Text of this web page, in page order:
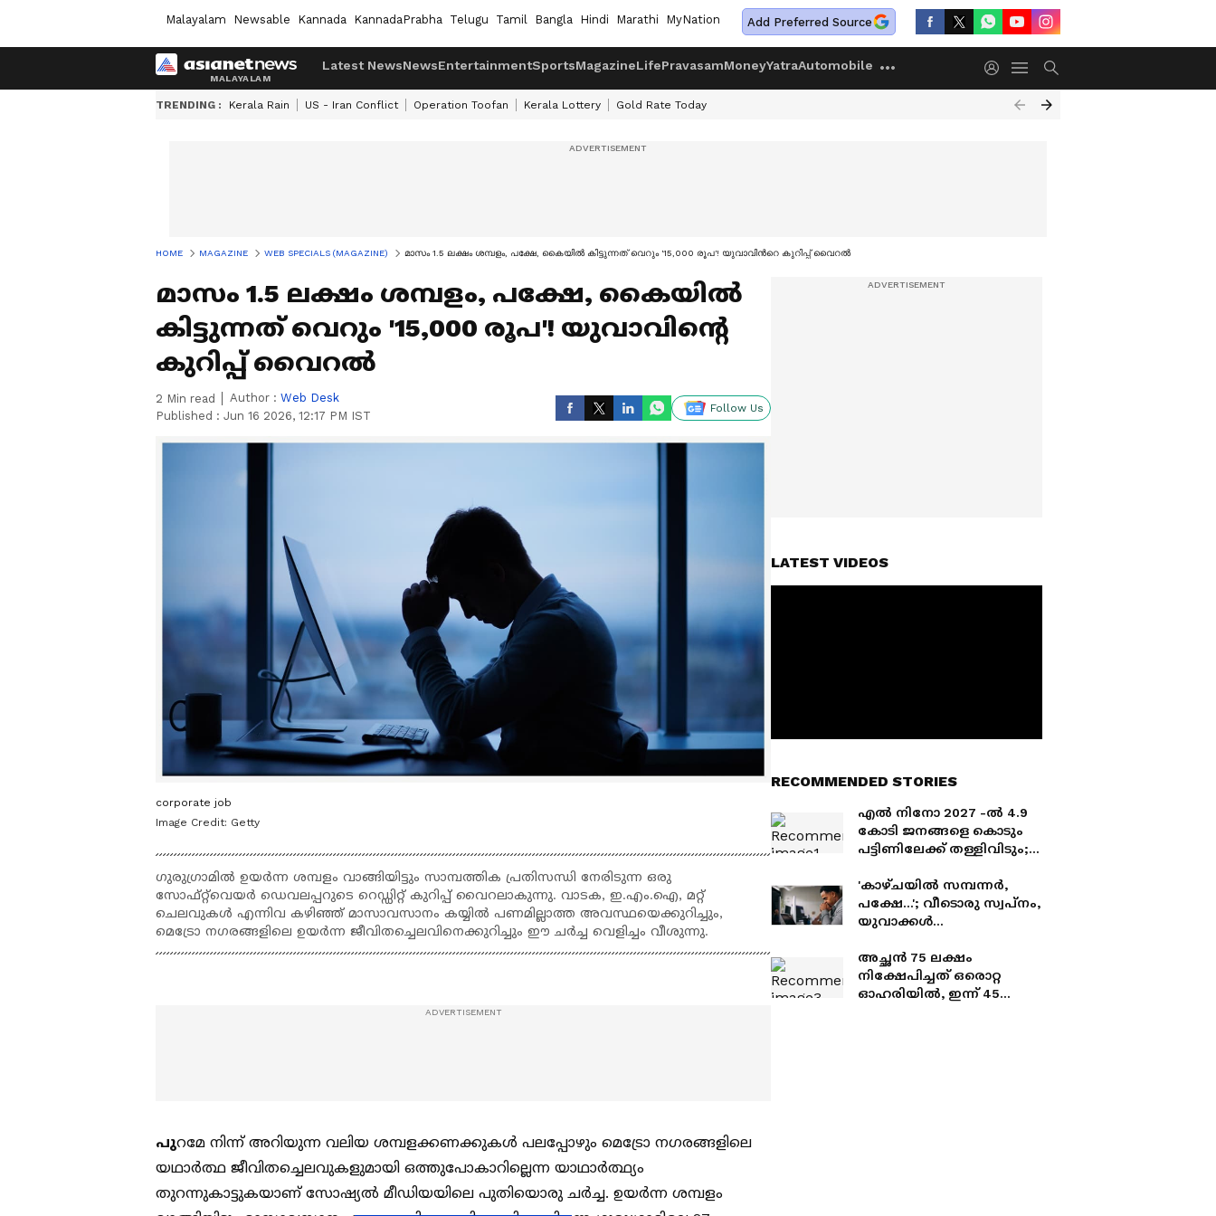
Malayalam Newsable Kannada KannadaPrabha Telugu Tamil Bangla Hindi Marathi MyNation Add Preferred Source
Latest NewsNewsEntertainmentSportsMagazineLifePravasamMoneyYatraAutomobile
TRENDING : Kerala Rain US - Iran Conflict Operation Toofan Kerala Lottery Gold Rate Today
HOME MAGAZINE WEB SPECIALS (MAGAZINE) മാസം 1.5 ലക്ഷം ശമ്പളം, പക്ഷേ, കൈയിൽ കിട്ടുന്നത് വെറും '15,000 രൂപ'! യുവാവിന്‍റെ കുറിപ്പ് വൈറൽ
മാസം 1.5 ലക്ഷം ശമ്പളം, പക്ഷേ, കൈയിൽ
കിട്ടുന്നത് വെറും '15,000 രൂപ'! യുവാവിന്‍റെ
കുറിപ്പ് വൈറൽ
2 Min read Author : Web Desk
Published : Jun 16 2026, 12:17 PM IST
Follow Us
corporate job
Image Credit: Getty
ഗുരുഗ്രാമിൽ ഉയർന്ന ശമ്പളം വാങ്ങിയിട്ടും സാമ്പത്തിക പ്രതിസന്ധി നേരിടുന്ന ഒരു
സോഫ്റ്റ്‍വെയർ ഡെവലപ്പറുടെ റെഡ്ഡിറ്റ് കുറിപ്പ് വൈറലാകുന്നു. വാടക, ഇ.എം.ഐ, മറ്റ്
ചെലവുകൾ എന്നിവ കഴിഞ്ഞ് മാസാവസാനം കയ്യിൽ പണമില്ലാത്ത അവസ്ഥയെക്കുറിച്ചും,
മെട്രോ നഗരങ്ങളിലെ ഉയർന്ന ജീവിതച്ചെലവിനെക്കുറിച്ചും ഈ ചർച്ച വെളിച്ചം വീശുന്നു.
പുറമേ നിന്ന് അറിയുന്ന വലിയ ശമ്പളക്കണക്കുകൾ പലപ്പോഴും മെട്രോ നഗരങ്ങളിലെ
യഥാർത്ഥ ജീവിതച്ചെലവുകളുമായി ഒത്തുപോകാറില്ലെന്ന യാഥാർത്ഥ്യം
തുറന്നുകാട്ടുകയാണ് സോഷ്യൽ മീഡിയയിലെ പുതിയൊരു ചർച്ച. ഉയർന്ന ശമ്പളം
LATEST VIDEOS
RECOMMENDED STORIES
എൽ നിനോ 2027 -ൽ 4.9
കോടി ജനങ്ങളെ കൊടും
പട്ടിണിലേക്ക് തള്ളിവിടും;
'കാഴ്ചയിൽ സമ്പന്നർ,
പക്ഷേ...'; വീടൊരു സ്വപ്നം,
യുവാക്കൾ
പണം ചെലവഴിക്കുന്നു,
യുവാവിന്‍റെ കുറിപ്പ്
വൈറൽ
അച്ഛൻ 75 ലക്ഷം
നിക്ഷേപിച്ചത് ഒരൊറ്റ
ഓഹരിയിൽ, ഇന്ന് 45